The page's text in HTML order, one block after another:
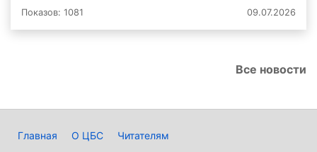
Показов: 1081 09.07.2026
Все новости
Главная О ЦБС
Читателям